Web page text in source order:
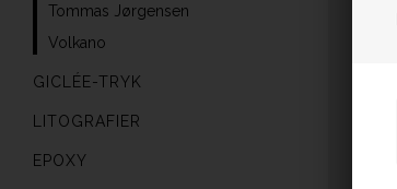
Tommas Jørgensen
Volkano
GICLÉE-TRYK
LITOGRAFIER
EPOXY